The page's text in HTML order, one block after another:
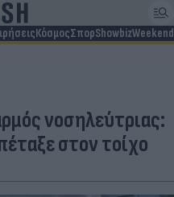
ΚόσμοςΣπορShowbizWeekend
νοσηλεύτριας:
στον τοίχο